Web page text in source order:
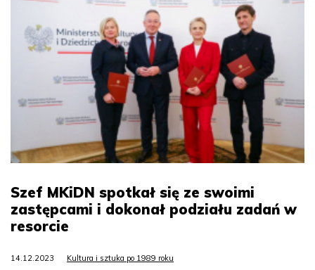
Szef MKiDN spotkał się ze swoimi
zastępcami i dokonał podziału zadań w
resorcie
14.12.2023 Kultura i sztuka po 1989 roku